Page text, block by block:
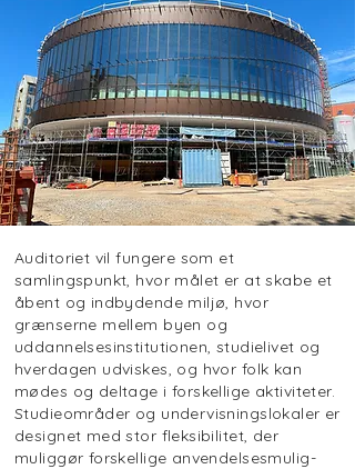
Auditoriet vil fungere som et
samlingspunkt, hvor målet er at skabe et
åbent og indbydende miljø, hvor
grænserne mellem byen og
uddannelsesinstitutionen, studielivet og
hverdagen udviskes, og hvor folk kan
mødes og deltage i forskellige aktiviteter.
Studieområder og undervisningslokaler er
designet med stor fleksibilitet, der
muliggør forskellige anvendelsesmulig-